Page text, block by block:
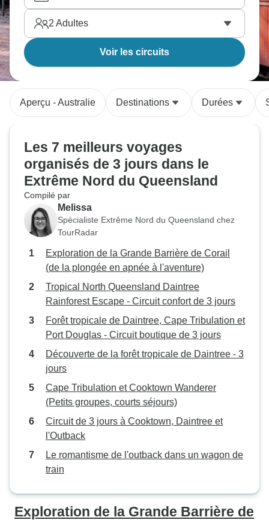
2 Adultes
Voir les circuits
Aperçu - Australie Destinations Durées
Les 7 meilleurs voyages
organisés de 3 jours dans le
Extrême Nord du Queensland
Compilé par
Melissa
Spécialiste Extrême Nord du Queensland chez
TourRadar
Exploration de la Grande Barrière de Corail
(de la plongée en apnée à l'aventure)
Tropical North Queensland Daintree
Rainforest Escape - Circuit confort de 3 jours
Forêt tropicale de Daintree, Cape Tribulation et
Port Douglas - Circuit boutique de 3 jours
Découverte de la forêt tropicale de Daintree - 3
jours
Cape Tribulation et Cooktown Wanderer
(Petits groupes, courts séjours)
Circuit de 3 jours à Cooktown, Daintree et
l'Outback
Le romantisme de l'outback dans un wagon de
train
Exploration de la Grande Barrière de